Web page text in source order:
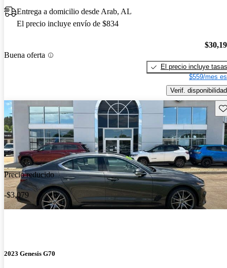
Entrega a domicilio desde Arab, AL
El precio incluye envío de $834
Buena oferta
El precio incluye tasas
$559/mes
Verif. disponibilidad
Precio reducido
-$3,079
2023 Genesis G70